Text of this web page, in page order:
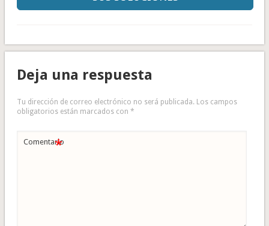
Deja una respuesta
Tu dirección de correo electrónico no será publicada. Los campos
obligatorios están marcados con *
Comentario
*